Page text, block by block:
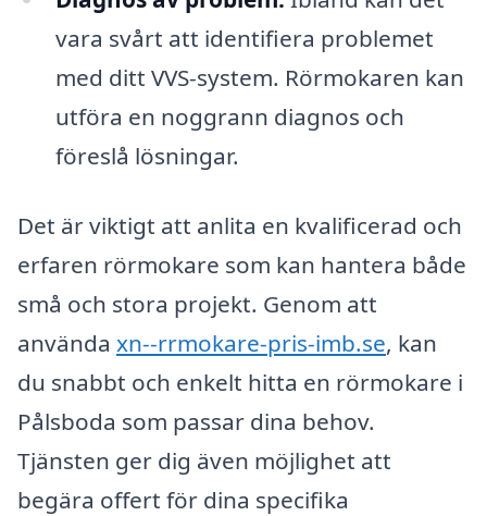
vara svårt att identifiera problemet
med ditt VVS-system. Rörmokaren kan
utföra en noggrann diagnos och
föreslå lösningar.
Det är viktigt att anlita en kvalificerad och
erfaren rörmokare som kan hantera både
små och stora projekt. Genom att
använda xn--rrmokare-pris-imb.se, kan
du snabbt och enkelt hitta en rörmokare i
Pålsboda som passar dina behov.
Tjänsten ger dig även möjlighet att
begära offert för dina specifika